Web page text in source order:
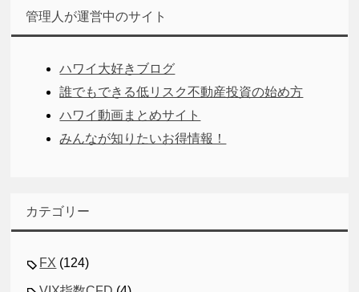
管理人が運営中のサイト
ハワイ大好きブログ
誰でもできる低リスク不動産投資の始め方
ハワイ動画まとめサイト
みんなが知りたいお得情報！
カテゴリー
FX (124)